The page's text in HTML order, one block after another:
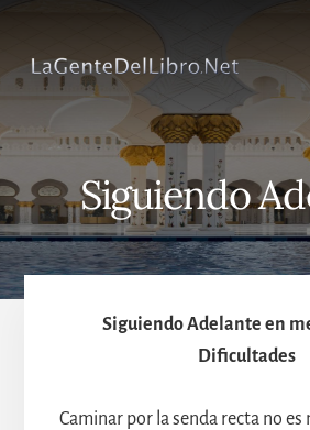
content
Siguiendo
Siguiendo Adelante en
Dificultades
Caminar por la senda recta no es